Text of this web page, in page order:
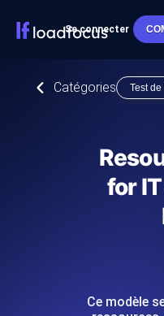
Se connecter
Catégories Test
for
Ce modèle